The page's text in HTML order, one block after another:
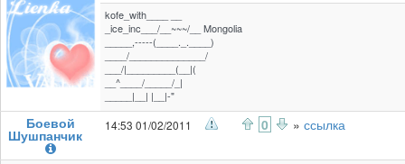
kofe_with____ __
_ice_inc___/__~~~/__ Mongolia
_____,-----(____._.____)
____/______________/
___/|_________(__|(
__^____/_____/_|
_____|__| |__|-"
Боевой
Шушпанчик
14:53 01/02/2011 0 » ссылка